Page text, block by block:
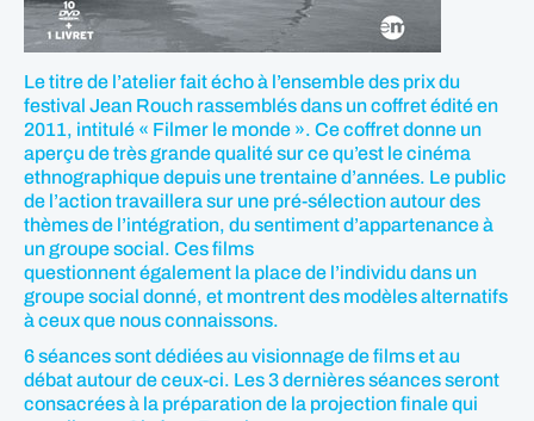
Le titre de l’atelier fait écho à l’ensemble des prix du
festival Jean Rouch rassemblés dans un coffret édité en
2011, intitulé « Filmer le monde ». Ce coffret donne un
aperçu de très grande qualité sur ce qu’est le cinéma
ethnographique depuis une trentaine d’années. Le public
de l’action travaillera sur une pré-sélection autour des
thèmes de l’intégration, du sentiment d’appartenance à
un groupe social. Ces films
questionnent également la place de l’individu dans un
groupe social donné, et montrent des modèles alternatifs
à ceux que nous connaissons.
6 séances sont dédiées au visionnage de films et au
débat autour de ceux-ci. Les 3 dernières séances seront
consacrées à la préparation de la projection finale qui